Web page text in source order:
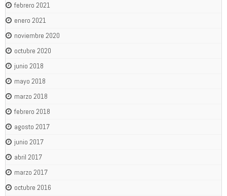
febrero 2021
enero 2021
noviembre 2020
octubre 2020
junio 2018
mayo 2018
marzo 2018
febrero 2018
agosto 2017
junio 2017
abril 2017
marzo 2017
octubre 2016